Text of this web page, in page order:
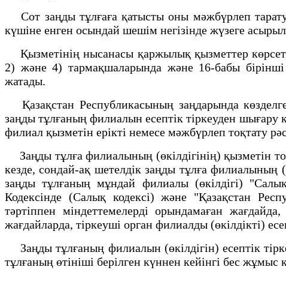
Сот заңды тұлғаға қатысты оны мәжбүрлеп
күшіне енген осындай шешім негізінде жүзеге
Қызметінің нысанасы қаржылық қызметтер
2) және 4) тармақшаларында және 16-бабы бірінші
жатады.
Қазақстан Республикасының заңдарында
заңды тұлғаның филиалын есептік тіркеуден
филиал қызметін ерікті немесе мәжбүрлеп тоқтату
Заңды тұлға филиалының (өкілдігінің) қызметін
кезде, сондай-ақ шетелдік заңды тұлға филиалының
заңды тұлғаның мұндай филиалы (өкілдігі)
Кодексінде (Салық кодексі) және "Қазақстан
тәртіппен міндеттемелерді орындамаған
жағдайларда, тіркеуші орган филиалды (өкілдікті)
Заңды тұлғаның филиалын (өкілдігін) есептік
тұлғаның өтініші берілген күннен кейінгі бес жұмыс